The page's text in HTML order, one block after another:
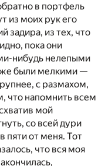
в портфель
из моих рук его
задира, из тех, что
пока они
нибудь нелепыми
были мелкими —
с размахом,
что напомнить всем
мой
со всей дури
пяти от меня. Тот
что вся моя